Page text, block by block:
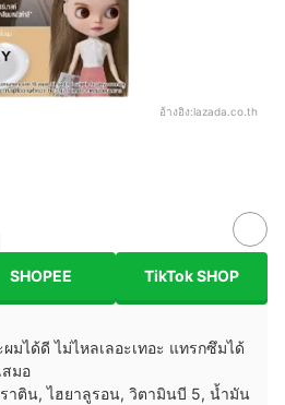
อ้างอิง:lazada.co.th
SHOPEE TikTok SHOP
มได้ดี ไม่ไหลเลอะเทอะ แทรกซึมได้
มอ
าติน, ไฮยาลูรอน, วิตามินบี 5, น้ำมัน